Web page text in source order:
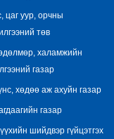
цаг уур, орчны
төв
халамжийн
газар
хөдөө аж ахуйн газар
газар
шийдвэр гүйцэтгэх